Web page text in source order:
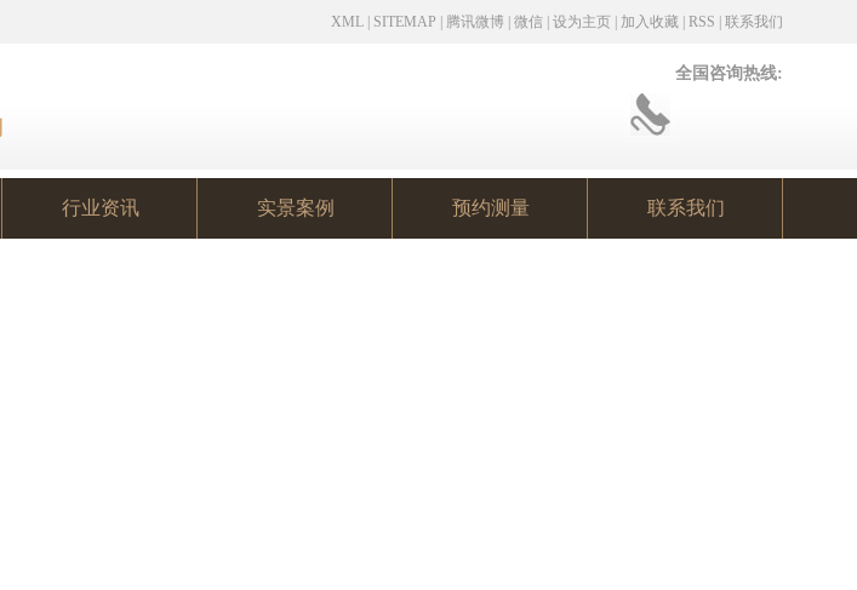
XML SITEMAP 腾讯微博 微信 设为主页 加入收藏 RSS 联系我们
全国咨询热线:
行业资讯 实景案例 预约测量 联系我们